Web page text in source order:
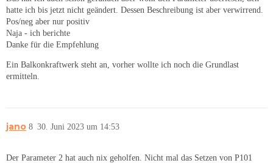
hatte ich bis jetzt nicht geändert. Dessen Beschreibung ist aber verwirrend.
Pos/neg aber nur positiv
Naja - ich berichte
Danke für die Empfehlung
Ein Balkonkraftwerk steht an, vorher wollte ich noch die Grundlast
ermitteln.
jano 30. Juni 2023 um 14:53
8
Der Parameter 2 hat auch nix geholfen. Nicht mal das Setzen von P101